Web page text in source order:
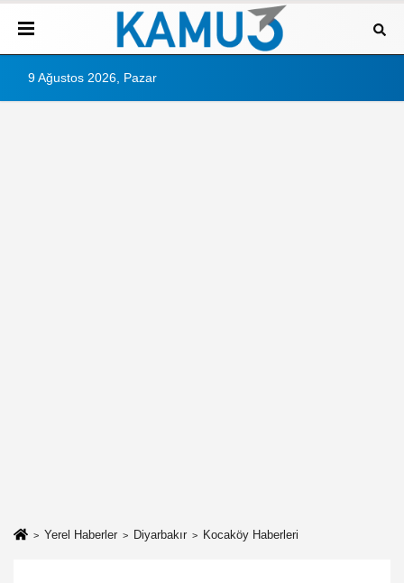
9 Ağustos 2026, Pazar
Yerel Haberler Diyarbakır Kocaköy Haberleri